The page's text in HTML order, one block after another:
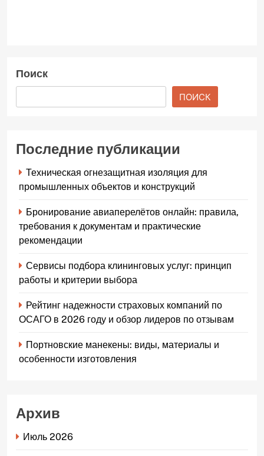
Поиск
ПОИСК
Последние публикации
Техническая огнезащитная изоляция для
промышленных объектов и конструкций
Бронирование авиаперелётов онлайн: правила,
требования к документам и практические
рекомендации
Сервисы подбора клининговых услуг: принцип
работы и критерии выбора
Рейтинг надежности страховых компаний по
ОСАГО в 2026 году и обзор лидеров по отзывам
Портновские манекены: виды, материалы и
особенности изготовления
Архив
Июль 2026